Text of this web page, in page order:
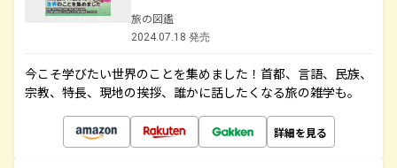
旅の図鑑
2024.07.18 発売
今こそ学びたい世界のことを集めました！首都、言語、民族、
宗教、特長、現地の挨拶、誰かに話したくなる旅の雑学も。
詳細を見る